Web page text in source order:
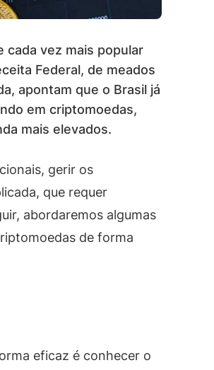
vez mais popular
Federal, de meados
apontam que o Brasil já
em criptomoedas,
mais elevados.
gerir os
que requer
abordaremos algumas
de forma
eficaz é conhecer o